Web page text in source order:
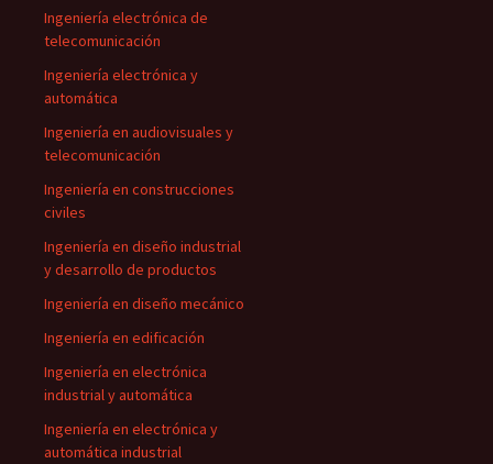
Ingeniería electrónica de
telecomunicación
Ingeniería electrónica y
automática
Ingeniería en audiovisuales y
telecomunicación
Ingeniería en construcciones
civiles
Ingeniería en diseño industrial
y desarrollo de productos
Ingeniería en diseño mecánico
Ingeniería en edificación
Ingeniería en electrónica
industrial y automática
Ingeniería en electrónica y
automática industrial